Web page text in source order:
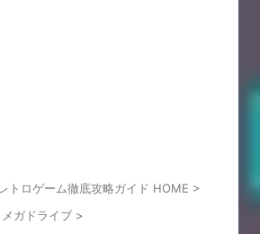
トロゲーム徹底攻略ガイド HOME >
メガドライブ >